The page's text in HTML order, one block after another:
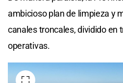
ambicioso plan de limpieza y
canales troncales, dividido en
operativas.